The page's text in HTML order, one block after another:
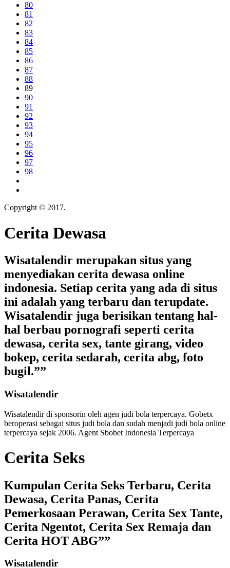
80
81
82
83
84
85
86
87
88
89
90
91
92
93
94
95
96
97
98
Copyright © 2017.
Cerita Dewasa
Wisatalendir merupakan situs yang
menyediakan cerita dewasa online
indonesia. Setiap cerita yang ada di situs
ini adalah yang terbaru dan terupdate.
Wisatalendir juga berisikan tentang hal-
hal berbau pornografi seperti cerita
dewasa, cerita sex, tante girang, video
bokep, cerita sedarah, cerita abg, foto
bugil.””
Wisatalendir
Wisatalendir di sponsorin oleh agen judi bola terpercaya. Gobetx
beroperasi sebagai situs judi bola dan sudah menjadi judi bola online
terpercaya sejak 2006. Agent Sbobet Indonesia Terpercaya
Cerita Seks
Kumpulan Cerita Seks Terbaru, Cerita
Dewasa, Cerita Panas, Cerita
Pemerkosaan Perawan, Cerita Sex Tante,
Cerita Ngentot, Cerita Sex Remaja dan
Cerita HOT ABG””
Wisatalendir